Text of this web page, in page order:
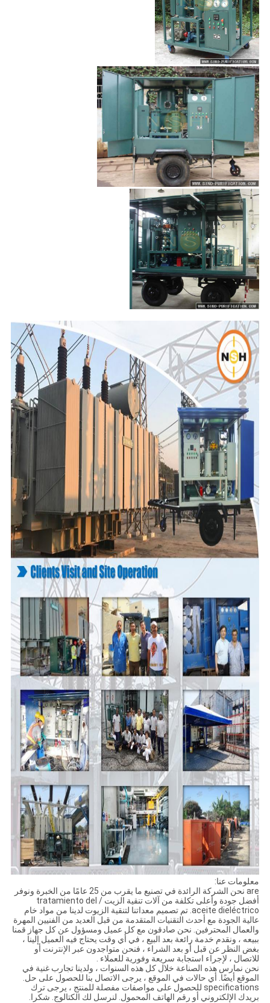
معلومات عنا:
are نحن الشركة الرائدة في تصنيع ما يقرب من 25 عامًا من الخبرة ونوفر
أفضل جودة وأعلى تكلفة من آلات تنقية الزيت / tratamiento del
aceite dieléctrico. تم تصميم معداتنا لتنقية الزيوت لدينا من مواد خام
عالية الجودة مع أحدث التقنيات المتقدمة من قبل العديد من الفنيين المهرة
والعمال المحترفين. نحن صادقون مع كل عميل ومسؤول عن كل جهاز قمنا
ببيعه ، ونقدم خدمة رائعة بعد البيع ، في أي وقت يحتاج فيه العميل إلينا ،
بغض النظر عن قبل أو بعد الشراء ، فنحن متواجدون عبر الإنترنت أو
للاتصال ، لإجراء استجابة سريعة وفورية للعملاء .
نحن نمارس هذه الصناعة خلال كل هذه السنوات ، ولدينا تجارب غنية في
الموقع أيضًا. أي حالات في الموقع ، يرجى الاتصال بنا للحصول على حل.
specifications للحصول على مواصفات مفصلة للمنتج ، يرجى ترك
بريدك الإلكتروني أو رقم الهاتف المحمول. لنرسل لك الكتالوج. شكرا.